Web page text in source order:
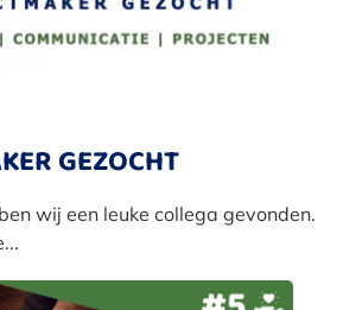
GEZOCHT
wij een leuke collega gevonden.